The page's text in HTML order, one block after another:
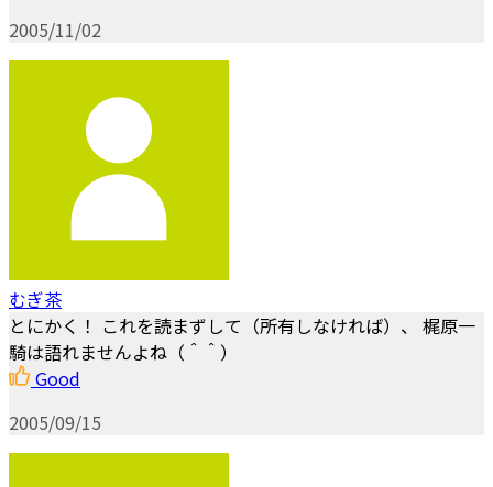
2005/11/02
むぎ茶
とにかく！ これを読まずして（所有しなければ）、 梶原一
騎は語れませんよね（＾＾）
Good
2005/09/15